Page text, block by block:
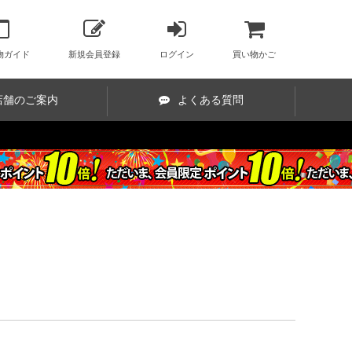
ガイド 新規会員登録 ログイン 買い物かご
舗のご案内 よくある質問